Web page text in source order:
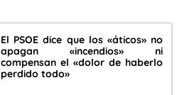
El PSOE dice que los «áticos» no
apagan «incendios» ni
compensan el «dolor de haberlo
perdido todo»